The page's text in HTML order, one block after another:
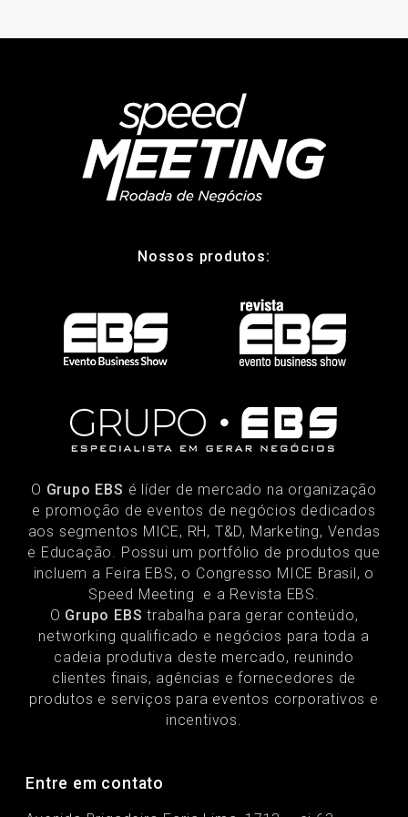
Nossos produtos:
O Grupo EBS é líder de mercado na organização
e promoção de eventos de negócios dedicados
aos segmentos MICE, RH, T&D, Marketing, Vendas
e Educação. Possui um portfólio de produtos que
incluem a Feira EBS, o Congresso MICE Brasil, o
Speed Meeting e a Revista EBS.
O Grupo EBS trabalha para gerar conteúdo,
networking qualificado e negócios para toda a
cadeia produtiva deste mercado, reunindo
clientes finais, agências e fornecedores de
produtos e serviços para eventos corporativos e
incentivos.
Entre em contato